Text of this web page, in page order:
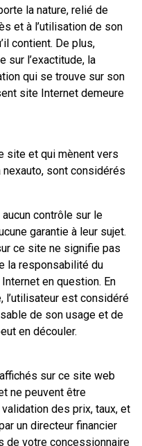
la nature, relié de
et à l’utilisation de son
contient. De plus,
sur l’exactitude, la
qui se trouve sur son
site Internet demeure
site et qui mènent vers
sont considérés
aucun contrôle sur le
garantie à leur sujet.
ce site ne signifie pas
la responsabilité du
en question. En
l’utilisateur est considéré
de son usage et de
en découler.
sur ce site web
ne peuvent être
des prix, taux, et
un directeur financier
de votre concessionnaire